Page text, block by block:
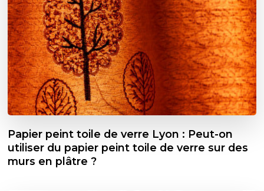
Papier peint toile de verre Lyon : Peut-on
utiliser du papier peint toile de verre sur des
murs en plâtre ?